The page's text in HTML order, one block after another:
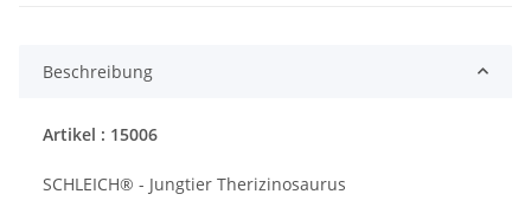
Beschreibung
Artikel : 15006
SCHLEICH® - Jungtier Therizinosaurus